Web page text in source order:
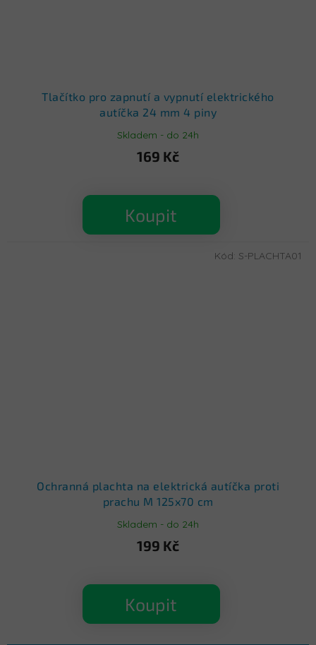
Tlačítko pro zapnutí a vypnutí elektrického
autíčka 24 mm 4 piny
Skladem - do 24h
169 Kč
Koupit
Ochranná plachta na elektrická autíčka proti
prachu M 125x70 cm
Skladem - do 24h
199 Kč
Koupit
Kód: S-PLACHTA01